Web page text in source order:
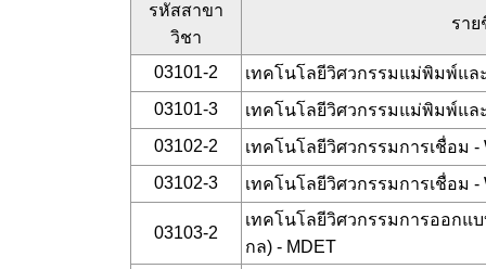
รหัสสาขา
วิชา
รา
03101-2
เทคโนโลยีวิศวกรรมแม่พิมพ์แล
03101-3
เทคโนโลยีวิศวกรรมแม่พิมพ์แล
03102-2
เทคโนโลยีวิศวกรรมการเชื่อม -
03102-3
เทคโนโลยีวิศวกรรมการเชื่อม -
03103-2
เทคโนโลยีวิศวกรรมการออกแ
กล) - MDET